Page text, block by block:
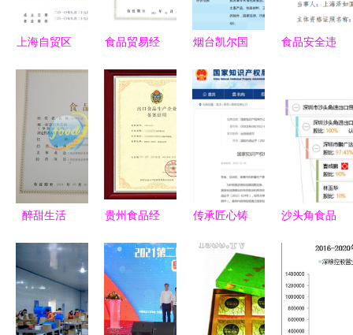
食安底线拷
问
会”收获颇
丰
上海自贸区
理食品流通
许可证与一
般纳税人资
格申请流程
及时间详解
食品贸易经
理全攻略
从条件到流
程一文读懂
烟台凯尔国
步推进食品
食品安全违
贸易公司因
多种问题被
罚6.5万元
醉甜生活
以匠心与美
味连接每一
个美好瞬间
贵州食品经
进出口资质
代办全流程
解析
传承匠心铸
铺子引领食
贸新风尚
沙头角食品
从生产商贸
到跨境经营
的新征程